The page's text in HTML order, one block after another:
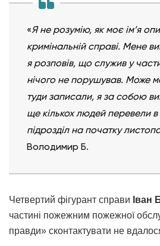
«Я не розумію, як моє ім’я
кримінальній справі. Мене
я розповів, що служив у
нічого не порушував. Може
туди записали, я за собою
ще кількох людей перевели
підрозділ на початку
Володимир Б.
Четвертий фігурант справи Іван
частині пожежним пожежної
правди» сконтактувати не